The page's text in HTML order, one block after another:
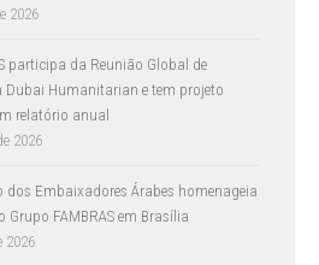
2026
participa da Reunião Global de
Dubai Humanitarian e tem projeto
relatório anual
2026
dos Embaixadores Árabes homenageia
Grupo FAMBRAS em Brasília
2026